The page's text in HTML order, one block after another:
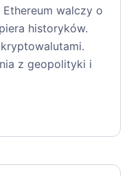
Ethereum walczy o
historyków.
z geopolityki i